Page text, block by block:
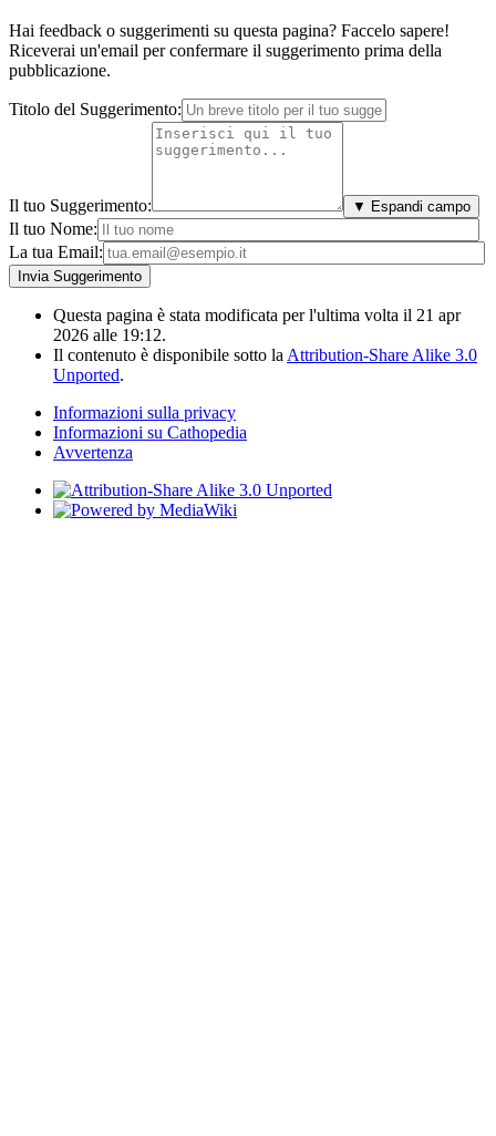
Hai feedback o suggerimenti su questa pagina? Faccelo sapere!
Riceverai un'email per confermare il suggerimento prima della
pubblicazione.
Titolo del Suggerimento:
Il tuo Suggerimento: ▼ Espandi campo
Il tuo Nome:
La tua Email:
Questa pagina è stata modificata per l'ultima volta il 21 apr
2026 alle 19:12.
Il contenuto è disponibile sotto la Attribution-Share Alike 3.0
Unported.
Informazioni sulla privacy
Informazioni su Cathopedia
Avvertenza